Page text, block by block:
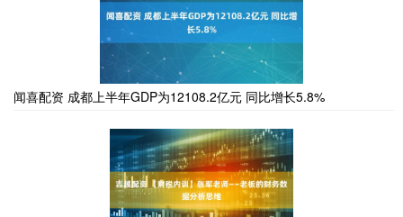
闻喜配资 成都上半年GDP为12108.2亿元 同比增长5.8%